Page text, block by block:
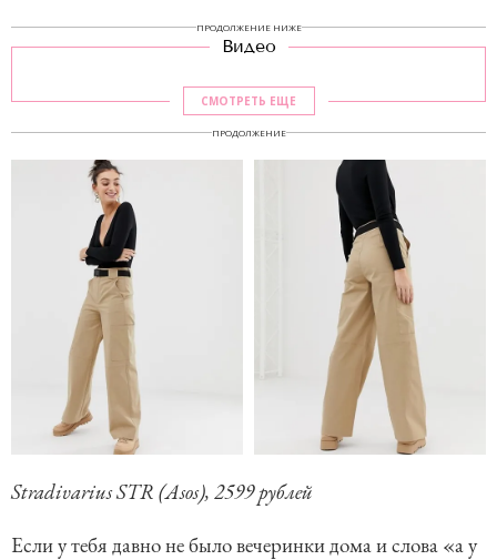
ПРОДОЛЖЕНИЕ НИЖЕ
Видео
СМОТРЕТЬ ЕЩЕ
ПРОДОЛЖЕНИЕ
Stradivarius STR (Asos), 2599 рублей
Если у тебя давно не было вечеринки дома и слова «а у